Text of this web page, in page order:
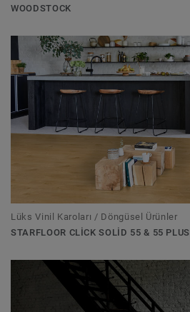
WOODSTOCK
Lüks Vinil Karoları / Döngüsel Ürünler
STARFLOOR CLICK SOLID 55 & 55 PLUS